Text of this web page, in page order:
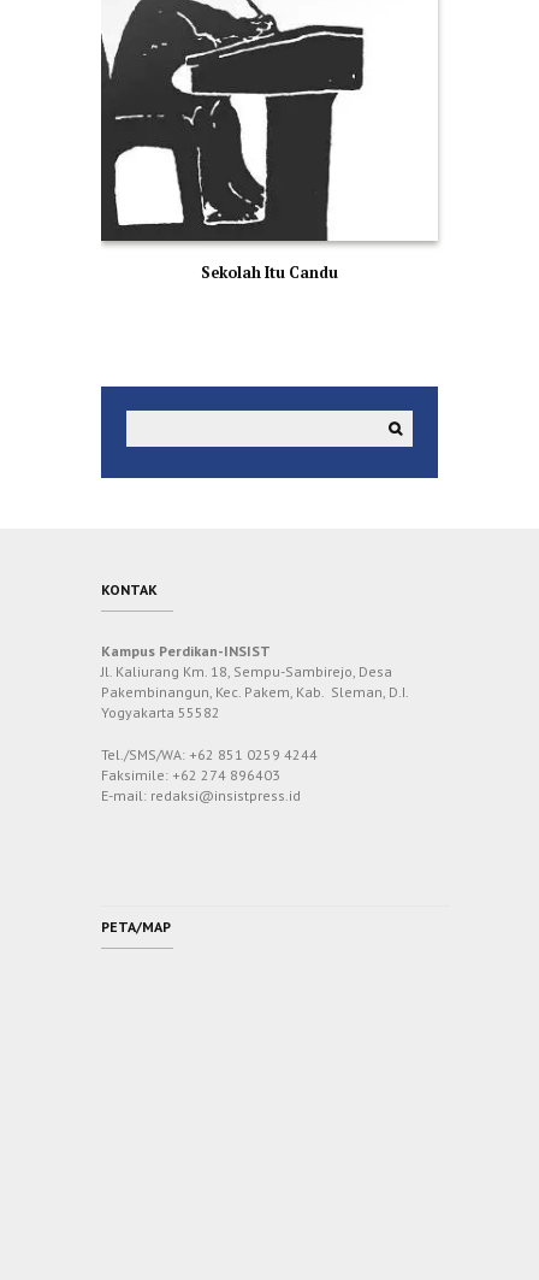
Sekolah Itu Candu
KONTAK
Kampus Perdikan-INSIST
Jl. Kaliurang Km. 18, Sempu-Sambirejo, Desa
Pakembinangun, Kec. Pakem, Kab. Sleman, D.I.
Yogyakarta 55582
Tel./SMS/WA: +62 851 0259 4244
Faksimile: +62 274 896403
E-mail: redaksi@insistpress.id
PETA/MAP